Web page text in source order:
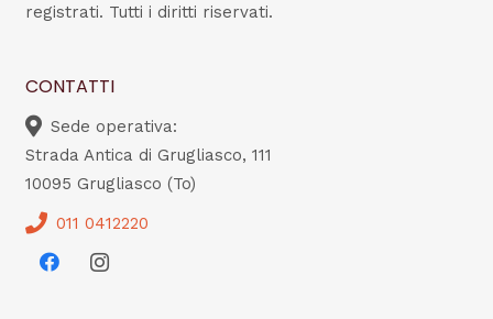
registrati. Tutti i diritti riservati.
CONTATTI
Sede operativa:
Strada Antica di Grugliasco, 111
10095 Grugliasco (To)
011 0412220